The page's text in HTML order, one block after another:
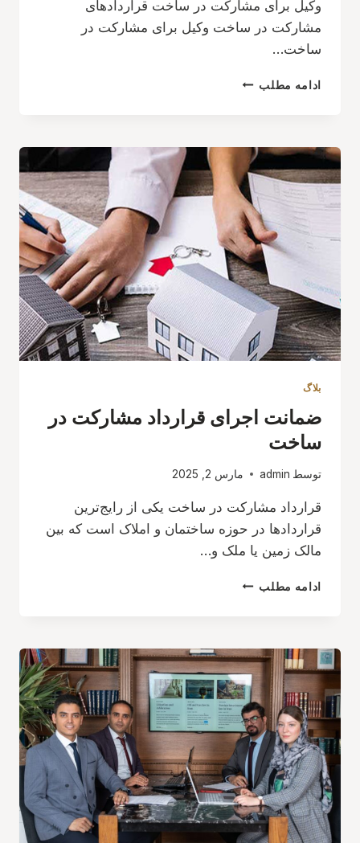
وکیل برای مشارکت در ساخت قراردادهای
مشارکت در ساخت وکیل برای مشارکت در
ساخت…
ادامه مطلب وکیل
ساخت
بلاگ
ضمانت اجرای قرارداد مشارکت در
ساخت
توسط admin مارس 2, 2025
قرارداد مشارکت در ساخت یکی از رایج‌ترین
قراردادها در حوزه ساختمان و املاک است که بین
مالک زمین یا ملک و…
ادامه مطلب ضمانت
در
ساخت